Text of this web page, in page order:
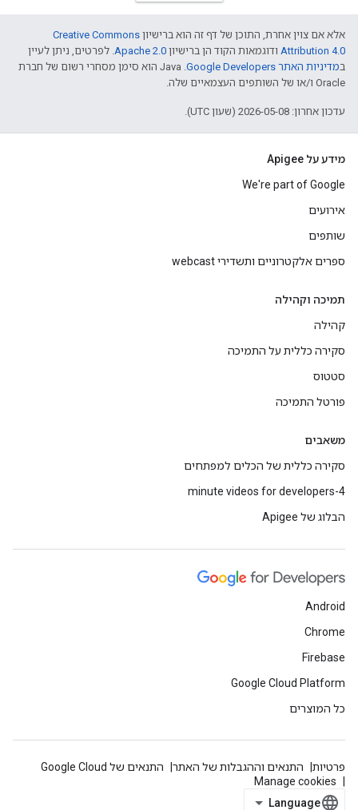
אלא אם צוין אחרת, התוכן של דף זה הוא ברישיון Creative Commons
Attribution 4.0 ודוגמאות הקוד הן ברישיון Apache 2.0. לפרטים, ניתן לעיין
במדיניות האתר Google Developers‏
.‏ Java הוא סימן מסחרי רשום של חברת
Oracle ו/או של השותפים העצמאיים שלה.
עדכון אחרון: 2026-05-08 (שעון UTC).
מידע על Apigee
We're part of Google
אירועים
שותפים
ספרים אלקטרוניים ותשדירי webcast
תמיכה וקהילה
קהילה
סקירה כללית על התמיכה
סטטוס
פורטל התמיכה
משאבים
סקירה כללית של הכלים למפתחים
4-minute videos for developers
הבלוג של Apigee
Android
Chrome
Firebase
Google Cloud Platform
כל המוצרים
פרטיות התנאים וההגבלות של האתר
התנאים של Google Cloud
Manage cookies